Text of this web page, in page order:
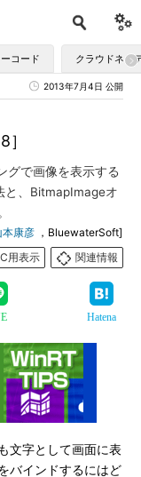
コード クラウドネイ
2013年7月4日 公開
グで画像を表示する
と、BitmapImageオ
本康彦 ，BluewaterSoft]
用表示
関連情報
Hatena
文字として画面に表
バインドするにはど